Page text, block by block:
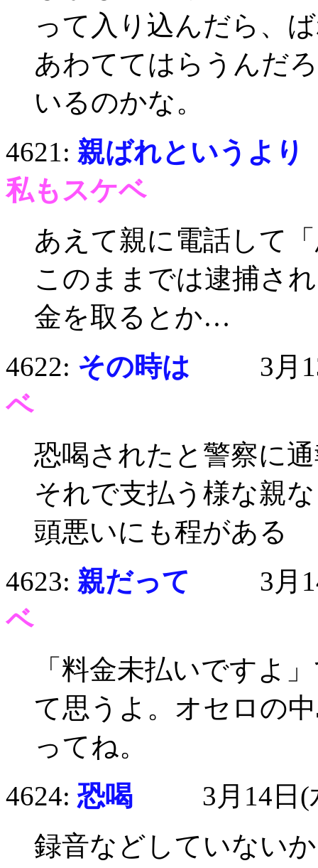
って入り込んだら、
あわててはらうんだ
いるのかな。
4621: 親ばれというより
私もスケベ
あえて親に電話して
このままでは逮捕さ
金を取るとか…
4622: その時は 3月13
ベ
恐喝されたと警察に
それで支払う様な親
頭悪いにも程がある
4623: 親だって 3月14
ベ
「料金未払いですよ
て思うよ。オセロの
ってね。
4624: 恐喝 3月14日(
録音などしていない